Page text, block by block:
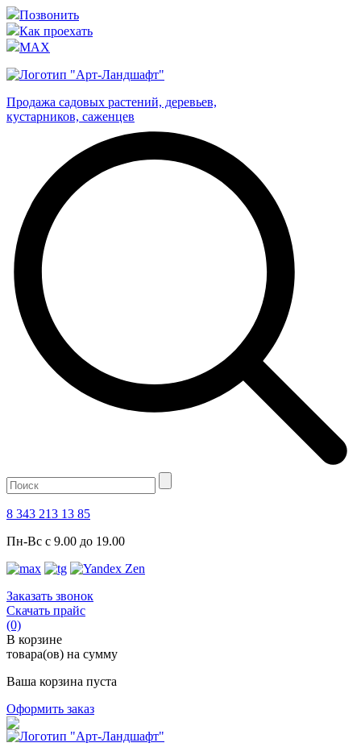
Позвонить
Как проехать
MAX
Продажа садовых растений, деревьев,
кустарников, саженцев
8 343 213 13 85
Пн-Вс с 9.00 до 19.00
Заказать звонок
Скачать прайс
(0)
В корзине
товара(ов) на сумму
Ваша корзина пуста
Оформить заказ